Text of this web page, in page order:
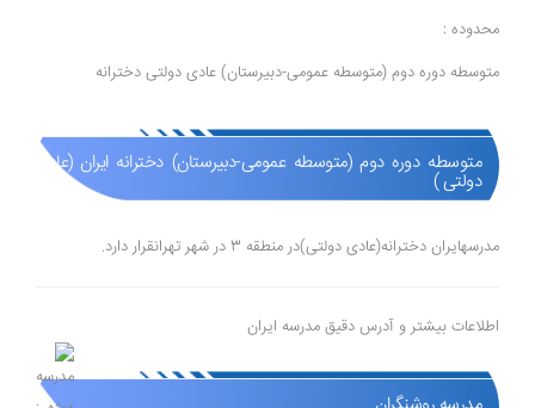
محدوده :
متوسطه دوره دوم (متوسطه عمومی-دبیرستان) عادی دولتی دخترانه
متوسطه دوره دوم (متوسطه عمومی-دبیرستان) دخترانه ایران (عادی
دولتی )
مدرسهایران دخترانه(عادی دولتی)در منطقه 3 در شهر تهرانقرار دارد.
اطلاعات بیشتر و آدرس دقیق مدرسه ایران